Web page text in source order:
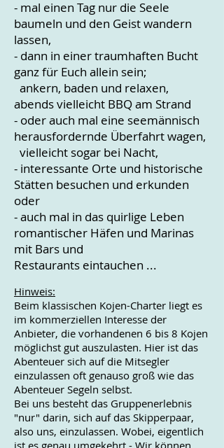
- mal einen Tag nur die Seele
baumeln und den Geist wandern
lassen,
- dann in einer traumhaften Bucht
ganz für Euch allein sein;
ankern, baden und relaxen,
abends vielleicht BBQ am Strand
- oderauch mal eine seemännisch
herausfordernde Überfahrt wagen,
vielleicht sogar bei Nacht,
- interessante Orte und historische
Stätten besuchen und erkunden
oder
- auch mal in das quirlige Leben
romantischer Häfen und Marinas
mit Bars und
Restaurants eintauchen ...
Hinweis:
Beim klassischen Kojen-Charter liegt es
im kommerziellen Interesse der
Anbieter, die vorhandenen 6 bis 8 Kojen
möglichst gut auszulasten. Hier ist das
Abenteuer sich auf die Mitsegler
einzulassen oft genauso groß wie das
Abenteuer Segeln selbst.
Bei uns besteht das Gruppenerlebnis
"nur" darin, sich auf das Skipperpaar,
also uns, einzulassen. Wobei, eigentlich
ist es genau umgekehrt - Wir können